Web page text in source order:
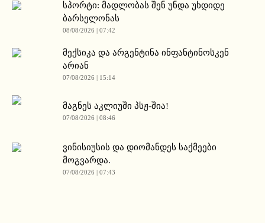
სპორტი: მადლობას შენ უნდა უხდიდე
ბარსელონას
08/08/2026 | 07:42
მექსიკა და არგენტინა ინფანტინოსკენ
არიან
07/08/2026 | 15:14
მაგნეს აკლიუში პსჟ-შია!
07/08/2026 | 08:46
ვინისიუსის და დიომანდეს საქმეები
მოგვარდა.
07/08/2026 | 07:43